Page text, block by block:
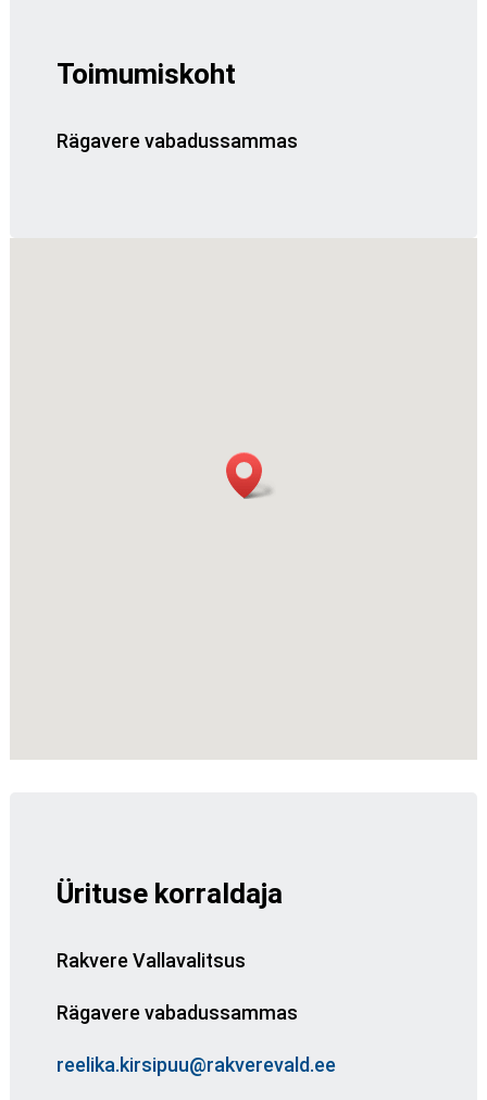
Toimumiskoht
Rägavere vabadussammas
Ürituse korraldaja
Rakvere Vallavalitsus
Rägavere vabadussammas
reelika.kirsipuu@rakverevald.ee